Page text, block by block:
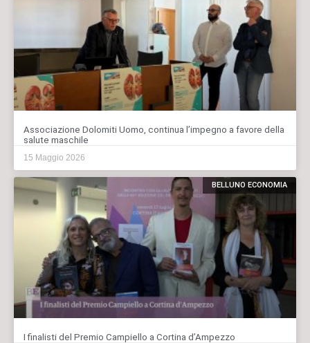
Associazione Dolomiti Uomo, continua l’impegno a favore della
salute maschile
15 Maggio 2026
BELLUNO ECONOMIA
I finalisti del Premio Campiello a Cortina d’Ampezzo